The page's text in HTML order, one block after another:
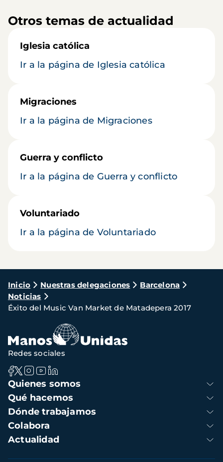
Otros temas de actualidad
Iglesia católica
Ir a la página de Iglesia católica
Migraciones
Ir a la página de Migraciones
Guerra y conflicto
Ir a la página de Guerra y conflicto
Voluntariado
Ir a la página de Voluntariado
Ruta
de
navegación
Inicio Nuestras delegaciones
Barcelona
Noticias
Éxito del Music Van Market de Matadepera 2017
Navegación
principal
Quienes somos
Qué hacemos
Dónde trabajamos
Colabora
Actualidad
Redes sociales